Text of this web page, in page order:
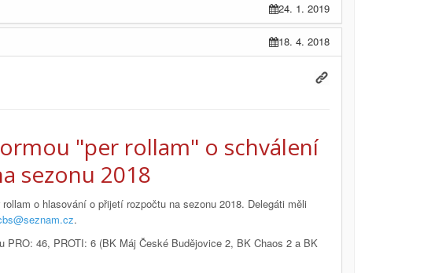
24. 1. 2019
18. 4. 2018
"per rollam" o schválení
sezonu 2018
o hlasování o přijetí rozpočtu na sezonu 2018. Delegáti měli
.
46, PROTI: 6 (BK Máj České Budějovice 2, BK Chaos 2 a BK